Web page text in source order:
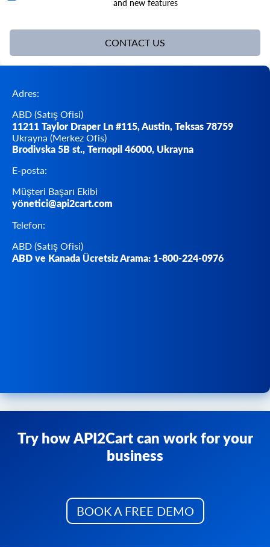
and new features
Adres:
ABD (Satış Ofisi)
11211 Taylor Draper Ln #115, Austin, Teksas 78759
Ukrayna (Merkez Ofis)
Brodivska 5B st., Ternopil 46000, Ukrayna
E-posta:
Müşteri Başarı Ekibi
yönetici@api2cart.com
Telefon:
ABD (Satış Ofisi)
ABD ve Kanada Ücretsiz Arama: 1-800-224-0976
Try how API2Cart can work for your
business
BOOK A FREE DEMO